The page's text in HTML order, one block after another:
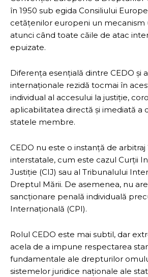
în 1950 sub egida Consiliului
cetățenilor europeni un mecanism
atunci când toate căile de atac
epuizate.
Diferența esențială dintre CEDO și
internaționale rezidă tocmai în
individual al accesului la justiție,
aplicabilitatea directă și imediată a
statele membre.
CEDO nu este o instanță de
interstatale, cum este cazul Curții
Justiție (CIJ) sau al Tribunalului
Dreptul Mării. De asemenea, nu
sancționare penală individuală
Internațională (CPI).
Rolul CEDO este mai subtil, dar
acela de a impune respectarea
fundamentale ale drepturilor
sistemelor juridice naționale ale